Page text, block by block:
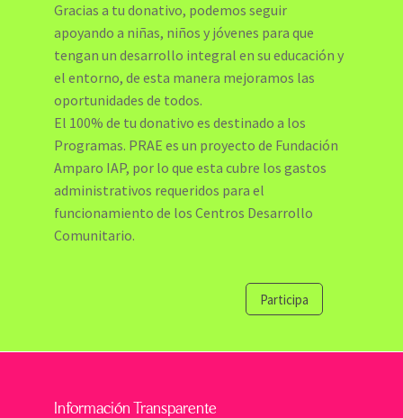
Gracias a tu donativo, podemos seguir
apoyando a niñas, niños y jóvenes para que
tengan un desarrollo integral en su educación y
el entorno, de esta manera mejoramos las
oportunidades de todos.
El 100% de tu donativo es destinado a los
Programas. PRAE es un proyecto de Fundación
Amparo IAP, por lo que esta cubre los gastos
administrativos requeridos para el
funcionamiento de los Centros Desarrollo
Comunitario.
Participa
Información Transparente